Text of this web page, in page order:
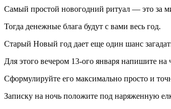
Самый простой новогодний ритуал — это за
Тогда денежные блага будут с вами весь год.
Старый Новый год дает еще один шанс
Для этого вечером 13-ого января напишите на
Сформулируйте его максимально просто и
Записку на ночь положите под наряженную